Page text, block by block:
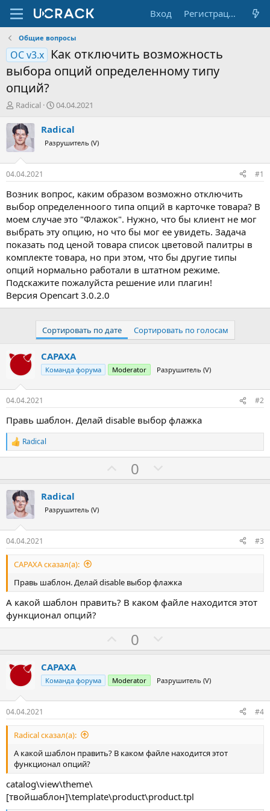
Вход Регистрация
Общие вопросы
OC v3.х
Как отключить возможность
выбора опций определенному типу
опций?
А
т
о
р
т
е
м
ы
Radical
Д
т
н
а
л
а
04.04.2021
Radical
Разрушитель (V)
04.04.2021 #1
Возник вопрос, каким образом возможно отключить
выбор определенноого типа опций в карточке товара? В
моем случае это "Флажок". Нужно, что бы клиент не мог
выбрать эту опцию, но что бы мог ее увидеть. Задача
показать под ценой товара список цветовой палитры в
комплекте товара, но при этом, что бы другие типы
опций нормально работали в штатном режиме.
Подскажите пожалуйста решение или плагин!
Версия Opencart 3.0.2.0
Сортировать по дате Сортировать по голосам
CAPAXA
Команда форума Moderator Разрушитель (V)
04.04.2021 #2
Правь шаблон. Делай disable выбор флажка
Р
е
и
и
:
Radical
а
0
р
и
Radical
Разрушитель (V)
04.04.2021 #3
CAPAXA сказал(а):
Правь шаблон. Делай disable выбор флажка
А какой шаблон править? В каком файле находится этот
функционал опций?
а
0
р
т
и
CAPAXA
Команда форума Moderator Разрушитель (V)
04.04.2021 #4
Radical сказал(а):
А какой шаблон править? В каком файле находится этот
функционал опций?
catalog\view\theme\
[твойшаблон]\template\product\product.tpl